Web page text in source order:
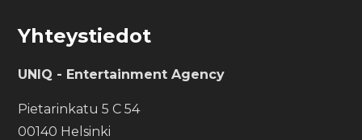
Footer
Yhteystiedot
UNIQ - Entertainment Agency
Pietarinkatu 5 C 54
00140 Helsinki